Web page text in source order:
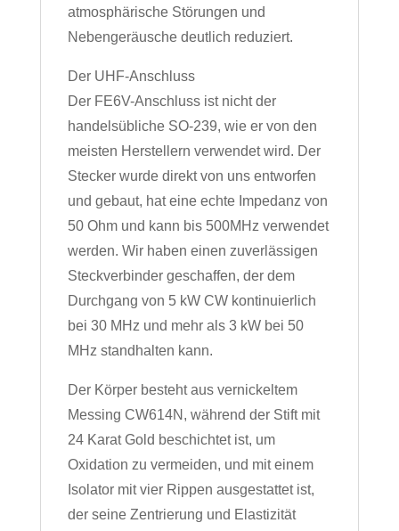
atmosphärische Störungen und
Nebengeräusche deutlich reduziert.
Der UHF-Anschluss
Der FE6V-Anschluss ist nicht der
handelsübliche SO-239, wie er von den
meisten Herstellern verwendet wird. Der
Stecker wurde direkt von uns entworfen
und gebaut, hat eine echte Impedanz von
50 Ohm und kann bis 500MHz verwendet
werden. Wir haben einen zuverlässigen
Steckverbinder geschaffen, der dem
Durchgang von 5 kW CW kontinuierlich
bei 30 MHz und mehr als 3 kW bei 50
MHz standhalten kann.
Der Körper besteht aus vernickeltem
Messing CW614N, während der Stift mit
24 Karat Gold beschichtet ist, um
Oxidation zu vermeiden, und mit einem
Isolator mit vier Rippen ausgestattet ist,
der seine Zentrierung und Elastizität